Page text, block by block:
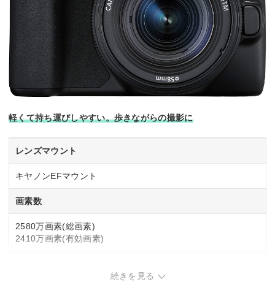
軽くて持ち運びしやすい。歩きながらの撮影に
レンズマウント
キヤノンEFマウント
画素数
2580万画素(総画素)
2410万画素(有効画素)
続きを見る